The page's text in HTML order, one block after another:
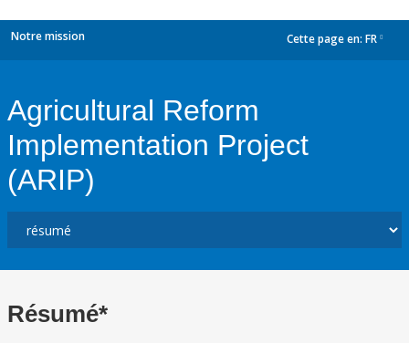
Notre mission Cette page en: FR
Agricultural Reform
Implementation Project
(ARIP)
Résumé*